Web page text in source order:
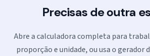
Precisas de outra
Abre a calculadora completa para
proporção e unidade, ou usa o gerador